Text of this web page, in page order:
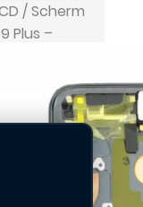
/ Scherm
Plus –